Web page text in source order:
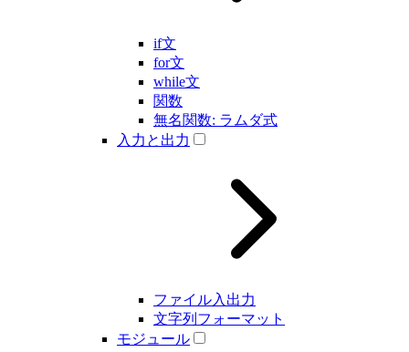
if文
for文
while文
関数
無名関数: ラムダ式
入力と出力
ファイル入出力
文字列フォーマット
モジュール